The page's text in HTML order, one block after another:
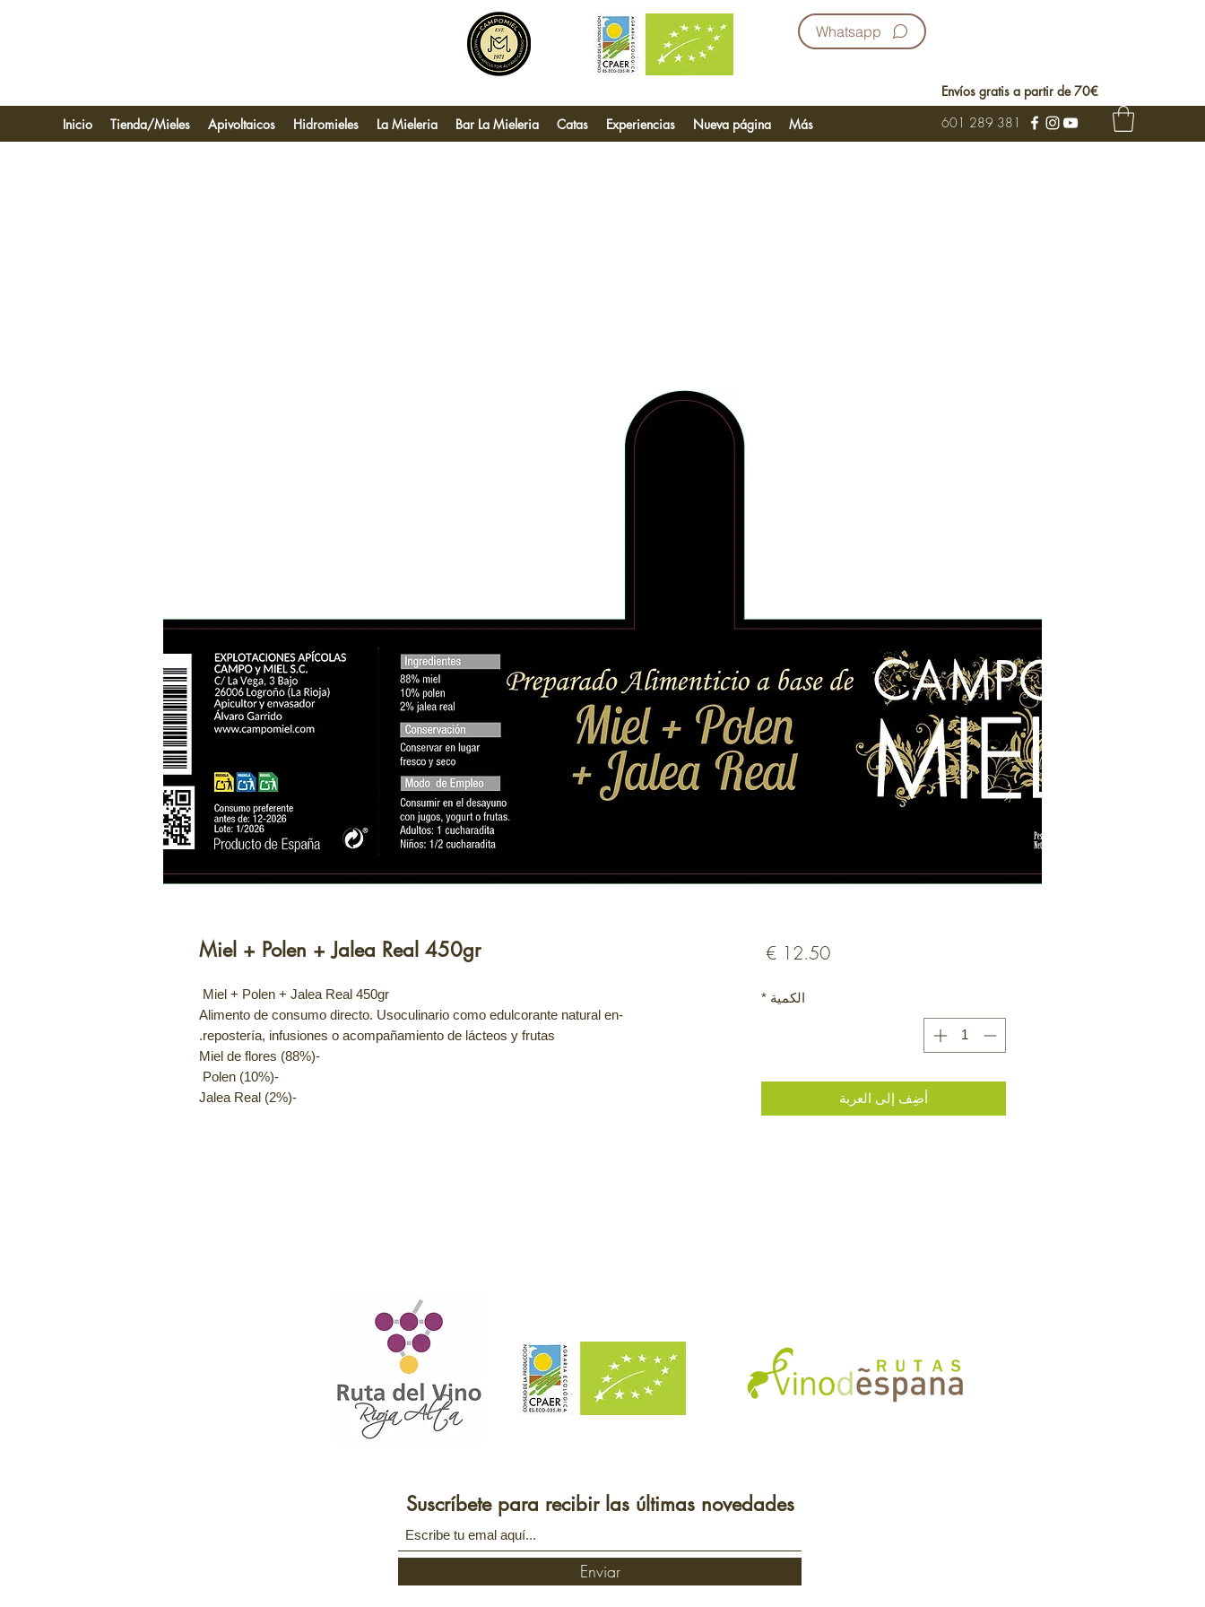
Inicio Tienda/Mieles Apivoltaicos Hidromieles La Mieleria Bar La Mieleria Catas Experiencias Nueva página Más
Envíos gratis a partir de 70€
601 289 381
Whatsapp
Miel + Polen + Jalea Real 450gr
Miel + Polen + Jalea Real 450gr
-Alimento de consumo directo. Usoculinario como edulcorante natural en
repostería, infusiones o acompañamiento de lácteos y frutas.
-Miel de flores (88%)
-Polen (10%)
-Jalea Real (2%)
‏12.50 € السعر
الكمية *
أضِف إلى العربة
Suscríbete para recibir las últimas novedades
Enviar